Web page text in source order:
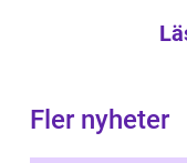
Fler nyheter